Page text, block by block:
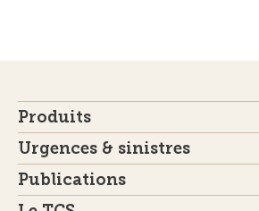
Produits
Urgences & sinistres
Publications